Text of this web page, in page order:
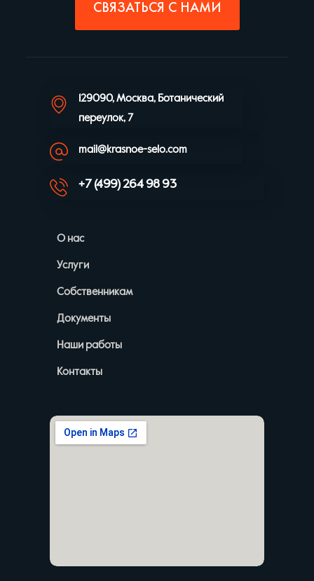
СВЯЗАТЬСЯ С НАМИ
129090, Москва, Ботанический
переулок, 7
mail@krasnoe-selo.com
+7 (499) 264 98 93
О нас
Услуги
Собственникам
Документы
Наши работы
Контакты